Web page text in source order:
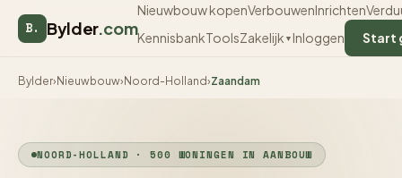
B. Bylder.com
Nieuwbouw kopenVerbouwenInrichten
KennisbankToolsZakelijk ▼ Inloggen Start
Bylder› Nieuwbouw› Noord-Holland›Zaandam
NOORD-HOLLAND · 500 WONINGEN IN AANBOUW